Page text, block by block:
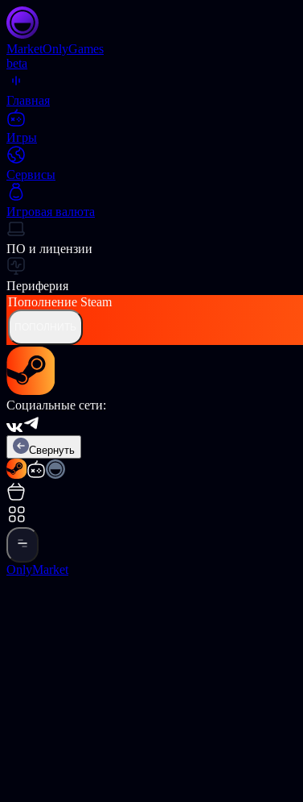
MarketOnlyGames
beta
Главная
Игры
Сервисы
Игровая валюта
ПО и лицензии
Периферия
Пополнение Steam
Социальные сети:
Свернуть
OnlyMarket